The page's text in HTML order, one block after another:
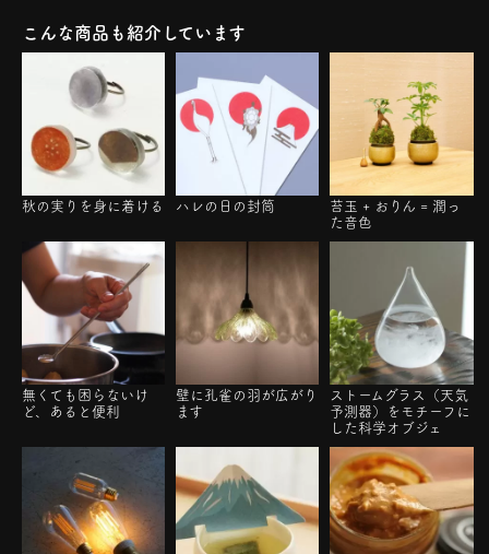
こんな商品も紹介しています
秋の実りを身に着ける ハレの日の封筒
苔玉 + おりん = 潤っ
た音色
無くても困らないけ
ど、あると便利
壁に孔雀の羽が広がり
ます
ストームグラス（天気
予測器）をモチーフに
した科学オブジェ